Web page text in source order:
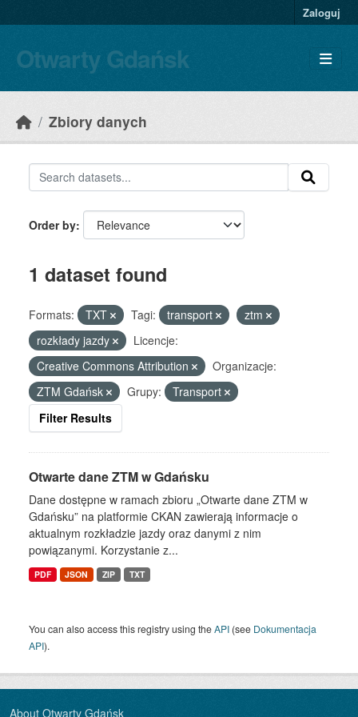
Zaloguj
Otwarty Gdańsk
Zbiory danych
Order by
1 dataset found
Formats: TXT Tagi: transport
ztm
rozkłady jazdy
Licencje:
Creative Commons Attribution
Organizacje:
ZTM Gdańsk
Grupy:
Transport
Filter Results
Otwarte dane ZTM w Gdańsku
Dane dostępne w ramach zbioru „Otwarte dane ZTM w
Gdańsku” na platformie CKAN zawierają informacje o
aktualnym rozkładzie jazdy oraz danymi z nim
powiązanymi. Korzystanie z...
PDF JSON ZIP TXT
You can also access this registry using theAPI (see Dokumentacja
API).
About Otwarty Gdańsk